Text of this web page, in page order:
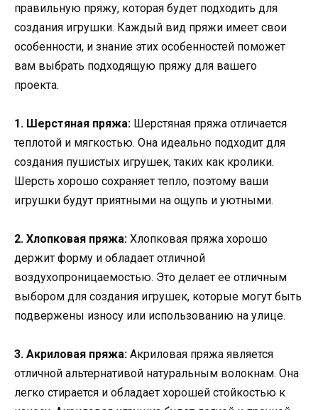
правильную пряжу, которая будет подходить для
создания игрушки. Каждый вид пряжи имеет свои
особенности, и знание этих особенностей поможет
вам выбрать подходящую пряжу для вашего
проекта.
1. Шерстяная пряжа: Шерстяная пряжа отличается
теплотой и мягкостью. Она идеально подходит для
создания пушистых игрушек, таких как кролики.
Шерсть хорошо сохраняет тепло, поэтому ваши
игрушки будут приятными на ощупь и уютными.
2. Хлопковая пряжа: Хлопковая пряжа хорошо
держит форму и обладает отличной
воздухопроницаемостью. Это делает ее отличным
выбором для создания игрушек, которые могут быть
подвержены износу или использованию на улице.
3. Акриловая пряжа: Акриловая пряжа является
отличной альтернативой натуральным волокнам. Она
легко стирается и обладает хорошей стойкостью к